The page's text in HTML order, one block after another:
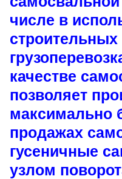
числе в
строительных
качестве
позволяет
максимально
продажах
гусеничные
узлом